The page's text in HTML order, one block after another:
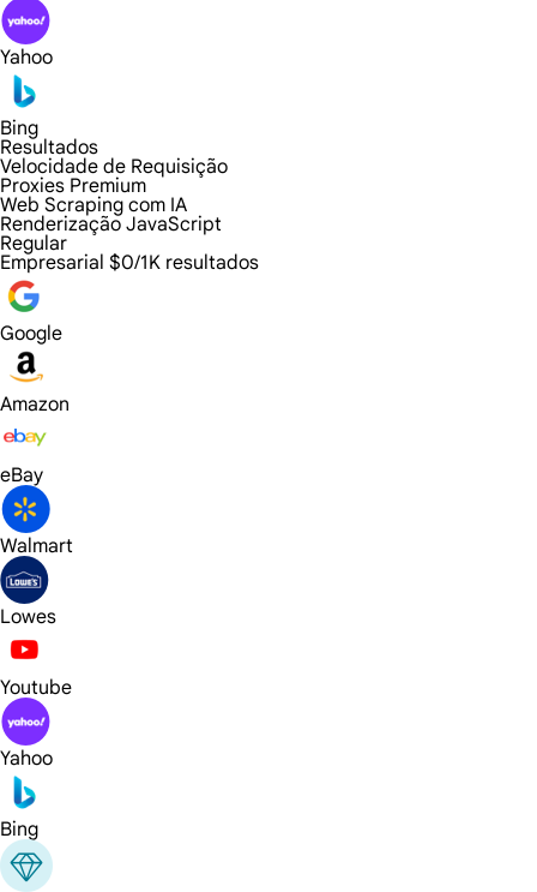
Yahoo
Bing
Resultados
Velocidade de Requisição
Proxies Premium
Web Scraping com IA
Renderização JavaScript
Regular
Empresarial $0/1K resultados
Google
Amazon
eBay
Walmart
Lowes
Youtube
Yahoo
Bing